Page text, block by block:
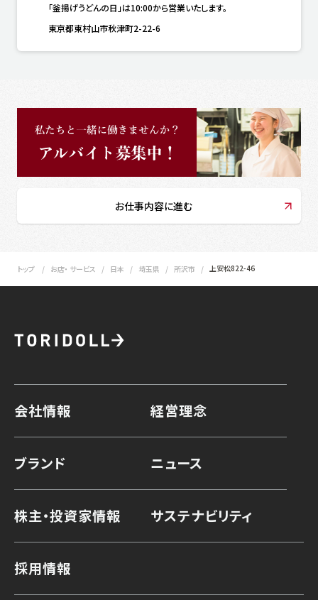
「釜揚げうどんの日」は10:00から営業いたします。
東京都東村山市秋津町2-22-6
お仕事内容に進む
トップ お店・ サービス 日本 埼玉県 所沢市 上安松822-46
会社情報 経営理念
ブランド ニュース
株主・投資家情報 サステナビリティ
採用情報